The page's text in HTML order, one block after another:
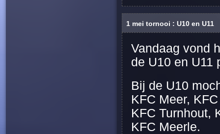
1 mei tornooi : U10 en U11
Vandaag vond
de U10 en U11
Bij de U10
KFC Meer,
KFC Turnhout,
KFC Meerle.